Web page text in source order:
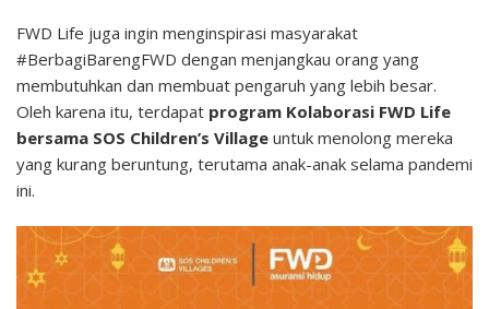
FWD Life juga ingin menginspirasi masyarakat
#BerbagiBarengFWD dengan menjangkau orang yang
membutuhkan dan membuat pengaruh yang lebih besar.
Oleh karena itu, terdapat program Kolaborasi FWD Life
bersama SOS Children’s Village untuk menolong mereka
yang kurang beruntung, terutama anak-anak selama pandemi
ini.